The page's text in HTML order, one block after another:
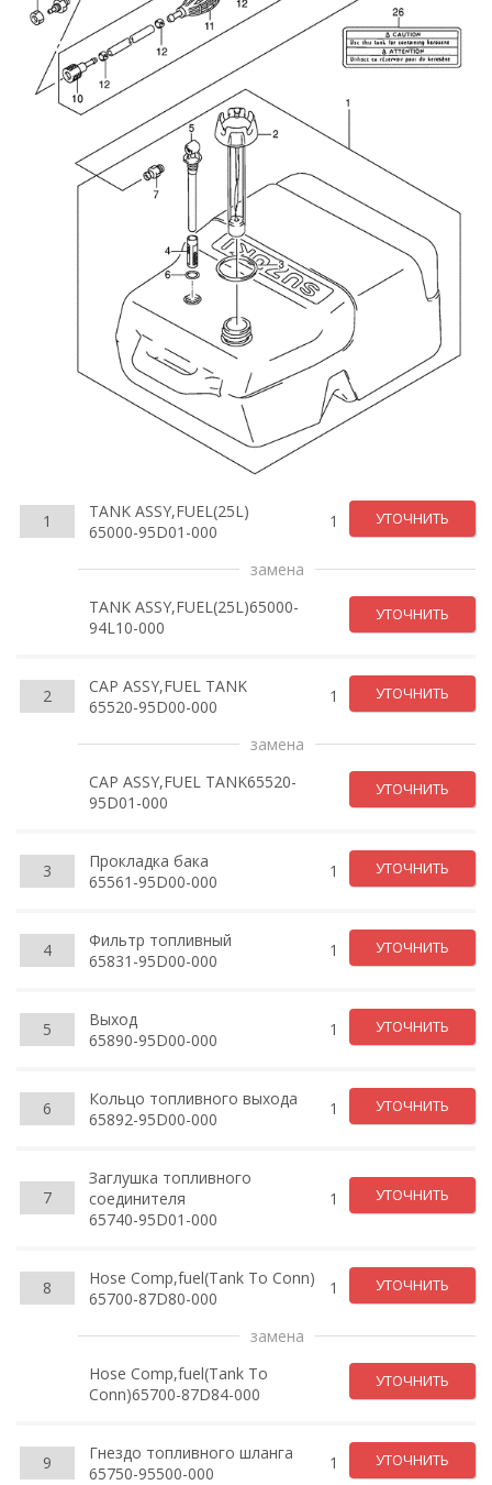
1
TANK ASSY,FUEL(25L)
65000-95D01-000
1 УТОЧНИТЬ
замена
TANK ASSY,FUEL(25L)65000-
94L10-000
УТОЧНИТЬ
2
CAP ASSY,FUEL TANK
65520-95D00-000
1 УТОЧНИТЬ
замена
CAP ASSY,FUEL TANK65520-
95D01-000
УТОЧНИТЬ
3
Прокладка бака
65561-95D00-000
1 УТОЧНИТЬ
4
Фильтр топливный
65831-95D00-000
1 УТОЧНИТЬ
5
Выход
65890-95D00-000
1 УТОЧНИТЬ
6
Кольцо топливного выхода
65892-95D00-000
1 УТОЧНИТЬ
7
Заглушка топливного
соединителя
65740-95D01-000
1 УТОЧНИТЬ
8
Hose Comp,fuel(Tank To Conn)
65700-87D80-000
1 УТОЧНИТЬ
замена
Hose Comp,fuel(Tank To
Conn)65700-87D84-000
УТОЧНИТЬ
9
Гнездо топливного шланга
65750-95500-000
1 УТОЧНИТЬ